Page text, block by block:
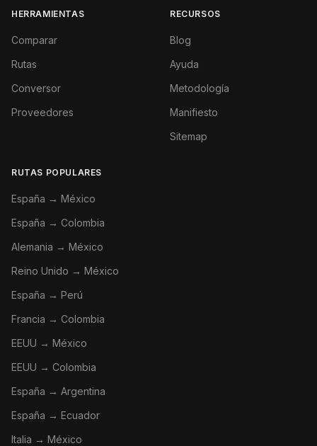
HERRAMIENTAS
Comparar
Rutas
Conversor
Proveedores
RECURSOS
Blog
Ayuda
Metodología
Manifiesto
Sitemap
RUTAS POPULARES
España → México
España → Colombia
Alemania → México
Reino Unido → México
España → Perú
Francia → Colombia
EEUU → México
EEUU → Colombia
España → Argentina
España → Ecuador
Italia → México